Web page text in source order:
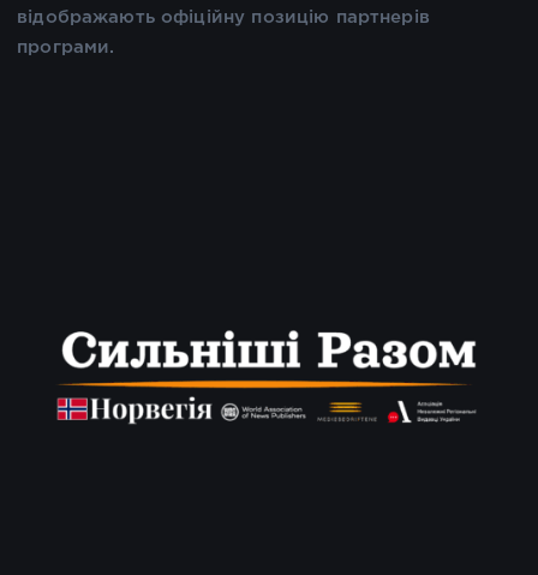
відображають офіційну позицію партнерів
програми.